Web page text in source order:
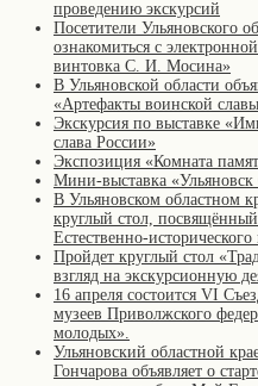
проведению экскурсий
Посетители Ульяновского
ознакомиться с
винтовка С. И. Мосина»
В Ульяновской области
«Артефакты воинской
Экскурсия по выставке
слава России»
Экспозиция «Комната
Мини-выставка
В Ульяновском областном
круглый стол,
Естественно-исторического
Пройдет круглый стол
взгляд на экскурсионную
16 апреля состоится VI
музеев Приволжского
молодых».
Ульяновский областной
Гончарова объявляет о